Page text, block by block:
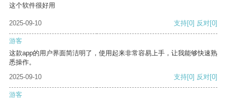
这个软件很好用
2025-09-10 支持[0] 反对[0]
游客
这款app的用户界面简洁明了，使用起来非常容易上手，让我能够快速熟
悉操作。
2025-09-10
支持[0] 反对[0]
游客